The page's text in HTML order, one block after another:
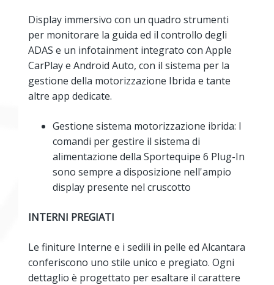
Display immersivo con un quadro strumenti
per monitorare la guida ed il controllo degli
ADAS e un infotainment integrato con Apple
CarPlay e Android Auto, con il sistema per la
gestione della motorizzazione Ibrida e tante
altre app dedicate.
Gestione sistema motorizzazione ibrida: I
comandi per gestire il sistema di
alimentazione della Sportequipe 6 Plug-In
sono sempre a disposizione nell'ampio
display presente nel cruscotto
INTERNI PREGIATI
Le finiture Interne e i sedili in pelle ed Alcantara
conferiscono uno stile unico e pregiato. Ogni
dettaglio è progettato per esaltare il carattere